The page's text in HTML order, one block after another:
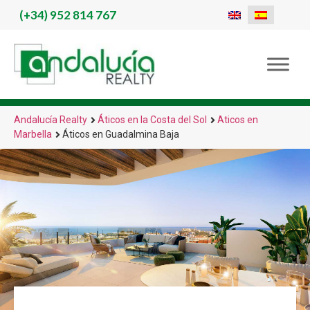
(+34)952 814 767
Andalucía Realty Áticos en la Costa del Sol
Aticos en
Marbella
Áticos en Guadalmina Baja